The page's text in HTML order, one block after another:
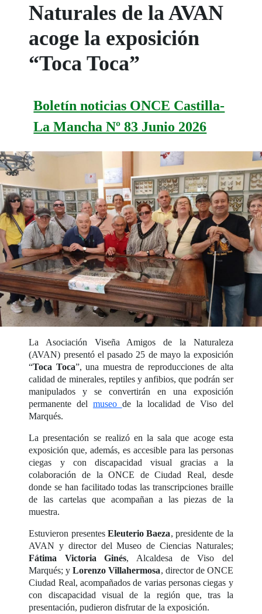
Naturales de la AVAN
acoge la exposición
“Toca Toca”
Boletín noticias ONCE Castilla-
La Mancha Nº 83 Junio 2026
La Asociación Viseña Amigos de la Naturaleza
(AVAN) presentó el pasado 25 de mayo la exposición
“Toca Toca”, una muestra de reproducciones de alta
calidad de minerales, reptiles y anfibios, que podrán ser
manipulados y se convertirán en una exposición
permanente del museo de la localidad de Viso del
Marqués.
La presentación se realizó en la sala que acoge esta
exposición que, además, es accesible para las personas
ciegas y con discapacidad visual gracias a la
colaboración de la ONCE de Ciudad Real, desde
donde se han facilitado todas las transcripciones braille
de las cartelas que acompañan a las piezas de la
muestra.
Estuvieron presentesEleuterio Baeza, presidente de la
AVAN y director del Museo de Ciencias Naturales;
Fátima Victoria Ginés, Alcaldesa de Viso del
Marqués; yLorenzo Villahermosa, director de ONCE
Ciudad Real, acompañados de varias personas ciegas y
con discapacidad visual de la región que, tras la
presentación, pudieron disfrutar de la exposición.